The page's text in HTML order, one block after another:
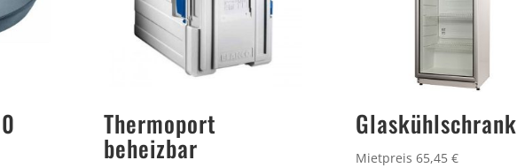
Thermoport
beheizbar
Glaskühlschrank
Mietpreis 65,45 €